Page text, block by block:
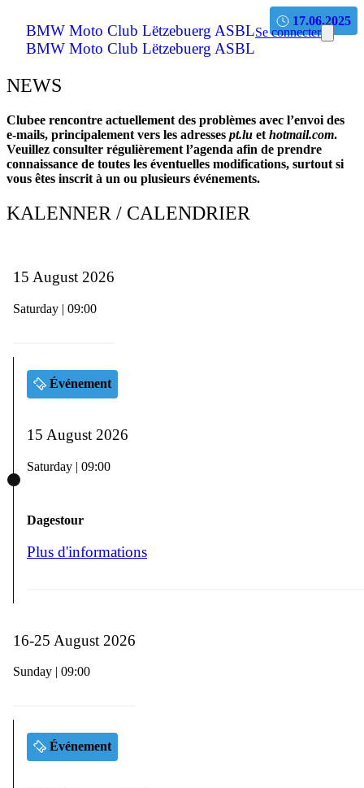
BMW Moto Club Lëtzebuerg ASBL
BMW Moto Club Lëtzebuerg ASBL
Se connecter
NEWS
Clubee rencontre actuellement des problèmes avec l’envoi des
e‑mails, principalement vers les adresses pt.lu et hotmail.com.
Veuillez consulter régulièrement l’agenda afin de prendre
connaissance de toutes les éventuelles modifications, surtout si
vous êtes inscrit à un ou plusieurs événements.
KALENNER / CALENDRIER
15 August 2026
Saturday | 09:00
Événement
15 August 2026
Saturday | 09:00
Dagestour
Plus d'informations
16-25 August 2026
Sunday | 09:00
Événement
17.06.2025